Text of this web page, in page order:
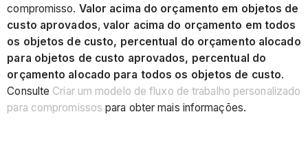
compromisso. Valor acima do orçamento em objetos de
custo aprovados,valor acima do orçamento em todos
os objetos de custo, percentual do orçamento alocado
para objetos de custo aprovados, percentual do
orçamento alocado para todos os objetos de custo.
Consulte Criar um modelo de fluxo de trabalho personalizado
para compromissos para obter mais informações.